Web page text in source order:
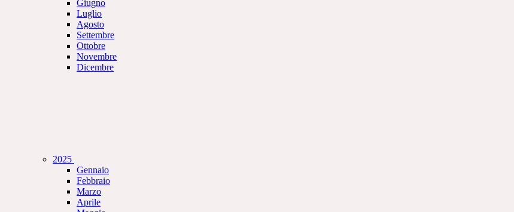
Giugno
Luglio
Agosto
Settembre
Ottobre
Novembre
Dicembre
2025
Gennaio
Febbraio
Marzo
Aprile